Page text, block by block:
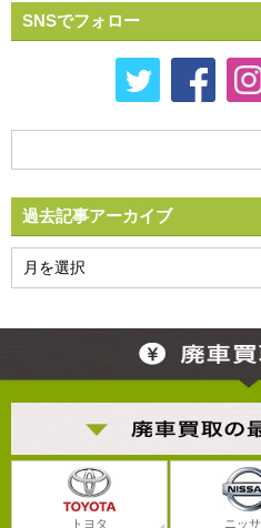
SNSでフォロー
過去記事アーカイブ
トヨタ ニッ